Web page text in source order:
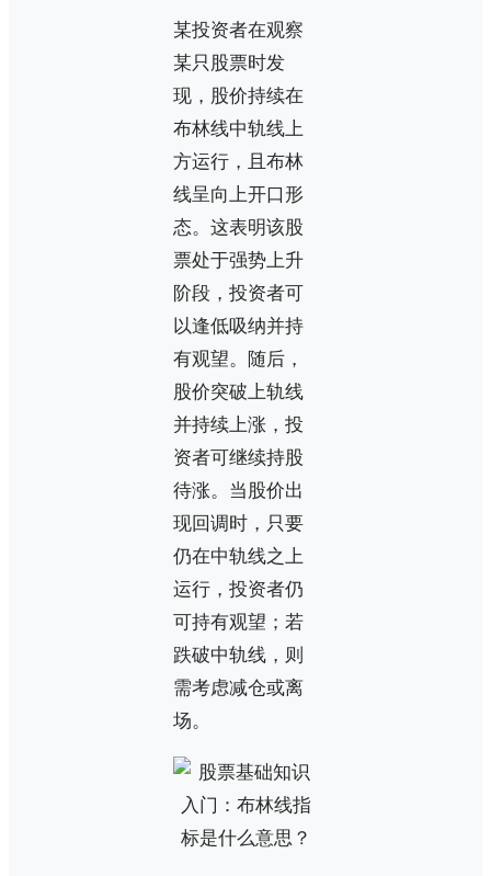
某投资者在观察
某只股票时发
现，股价持续在
布林线中轨线上
方运行，且布林
线呈向上开口形
态。这表明该股
票处于强势上升
阶段，投资者可
以逢低吸纳并持
有观望。随后，
股价突破上轨线
并持续上涨，投
资者可继续持股
待涨。当股价出
现回调时，只要
仍在中轨线之上
运行，投资者仍
可持有观望；若
跌破中轨线，则
需考虑减仓或离
场。